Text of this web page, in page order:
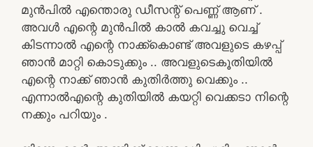
മുൻപിൽ എന്തൊരു ഡീസന്റ് പെണ്ണ് ആണ് .
അവൾ എന്റെ മുൻപിൽ കാൽ കവച്ചു വെച്ച്
കിടന്നാൽ എന്റെ നാക്ക്കൊണ്ട് അവളുടെ കഴപ്പ്
ഞാൻ മാറ്റി കൊടുക്കും .. അവളുടെകൂതിയിൽ
എന്റെ നാക്ക് ഞാൻ കുതിർത്തു വെക്കും ..
എന്നാൽഎന്റെ കുതിയിൽ കയറ്റി വെക്കടാ നിന്റെ
നക്കും പറിയും .